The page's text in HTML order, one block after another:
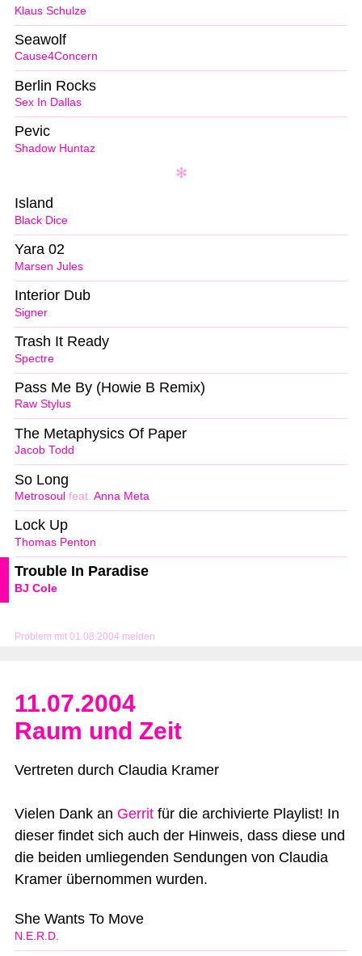
Problem mit 01.08.2004 melden
Klaus Schulze
Cause4Concern
Seawolf
Sex In Dallas
Berlin Rocks
Shadow Huntaz
Pevic
Black Dice
Island
Marsen Jules
Yara 02
Signer
Interior Dub
Spectre
Trash It Ready
Raw Stylus
Pass Me By (Howie B Remix)
Jacob Todd
The Metaphysics Of Paper
Metrosoul feat. Anna Meta
So Long
Thomas Penton
Lock Up
BJ Cole
Trouble In Paradise
11.07.2004
Raum und Zeit
Vertreten durch Claudia Kramer
Vielen Dank an Gerrit für die archivierte Playlist! In
dieser findet sich auch der Hinweis, dass diese und
die beiden umliegenden Sendungen von Claudia
Kramer übernommen wurden.
N.E.R.D.
She Wants To Move